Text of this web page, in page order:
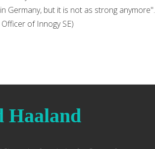
Germany, but it is not as strong anymore".
of Innogy SE)
Haaland